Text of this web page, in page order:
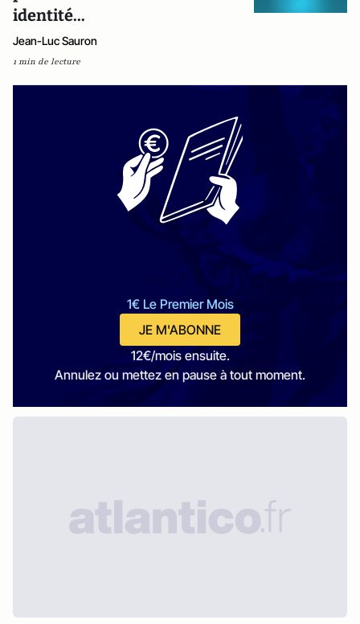
identité...
Jean-Luc Sauron
1 min de lecture
1€ Le Premier Mois
JE M'ABONNE
12€/mois ensuite.
Annulez ou mettez en pause à tout moment.